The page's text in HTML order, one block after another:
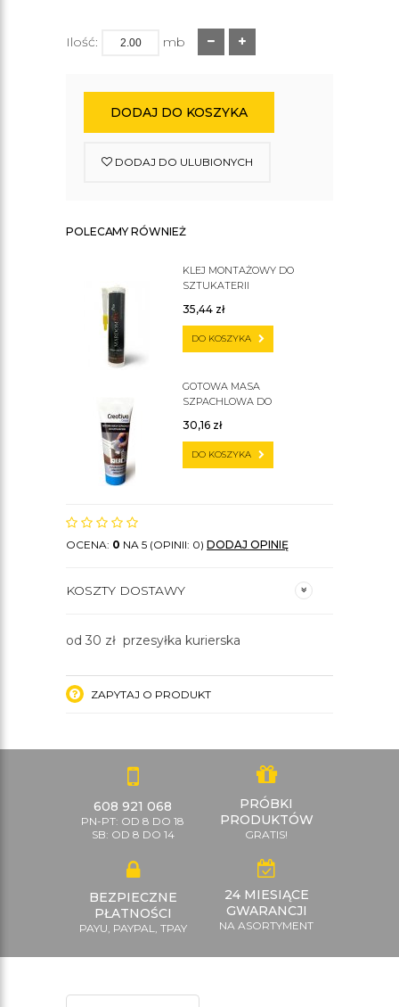
Ilość: mb
DODAJ DO KOSZYKA
DODAJ DO ULUBIONYCH
POLECAMY RÓWNIEŻ
KLEJ MONTAŻOWY DO
SZTUKATERII
35,44 zł
DO KOSZYKA
GOTOWA MASA
SZPACHLOWA DO
30,16 zł
DO KOSZYKA
OCENA: 0 NA 5 (OPINII: 0) DODAJ OPINIĘ
KOSZTY DOSTAWY
od 30 zł przesyłka kurierska
ZAPYTAJ O PRODUKT
608 921 068
PN-PT: OD 8 DO 18
SB: OD 8 DO 14
PRÓBKI
PRODUKTÓW
GRATIS!
BEZPIECZNE
PŁATNOŚCI
PAYU, PAYPAL, TPAY
24 MIESIĄCE
GWARANCJI
NA ASORTYMENT